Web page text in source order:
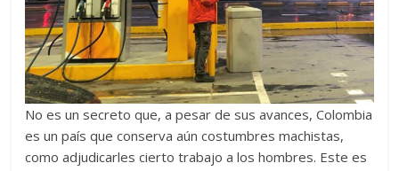
No es un secreto que, a pesar de sus avances, Colombia
es un país que conserva aún costumbres machistas,
como adjudicarles cierto trabajo a los hombres. Este es